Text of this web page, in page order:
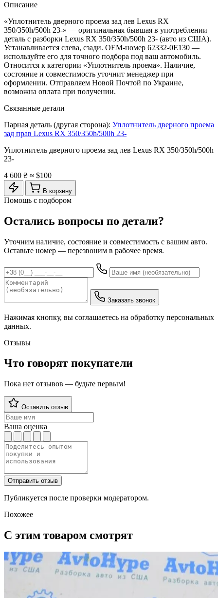
Описание
«Уплотнитель дверного проема зад лев Lexus RX
350/350h/500h 23-» — оригинальная бывшая в употреблении
деталь с разборки Lexus RX 350/350h/500h 23- (авто из США).
Устанавливается слева, сзади. OEM-номер 62332-0E130 —
используйте его для точного подбора под ваш автомобиль.
Относится к категории «Уплотнитель проема». Наличие,
состояние и совместимость уточнит менеджер при
оформлении. Отправляем Новой Почтой по Украине,
возможна оплата при получении.
Связанные детали
Парная деталь (другая сторона): Уплотнитель дверного проема
зад прав Lexus RX 350/350h/500h 23-
Уплотнитель дверного проема зад лев Lexus RX 350/350h/500h
23-
4 600 ₴ ≈ $100
В корзину
Помощь с подбором
Остались вопросы по детали?
Уточним наличие, состояние и совместимость с вашим авто.
Оставьте номер — перезвоним в рабочее время.
Заказать звонок
Нажимая кнопку, вы соглашаетесь на обработку персональных
данных.
Отзывы
Что говорят покупатели
Пока нет отзывов — будьте первым!
Оставить отзыв
Ваша оценка
Отправить отзыв
Публикуется после проверки модератором.
Похожее
С этим товаром смотрят